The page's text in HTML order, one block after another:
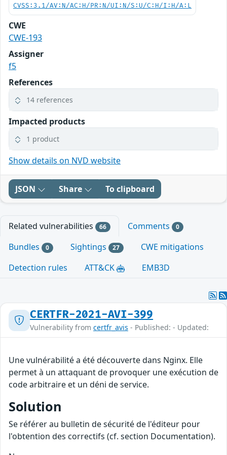
CVSS:3.1/AV:N/AC:H/PR:N/UI:N/S:U/C:H/I:H/A:L
CWE
CWE-193
Assigner
f5
References
14 references
Impacted products
1 product
Show details on NVD website
JSON Share To clipboard
Related vulnerabilities 66 Comments 0
Bundles 0 Sightings 27
CWE mitigations
Detection rules
ATT&CK EMB3D
CERTFR-2021-AVI-399
Vulnerability from certfr_avis - Published: - Updated:
Une vulnérabilité a été découverte dans Nginx. Elle
permet à un attaquant de provoquer une exécution de
code arbitraire et un déni de service.
Solution
Se référer au bulletin de sécurité de l'éditeur pour
l'obtention des correctifs (cf. section Documentation).